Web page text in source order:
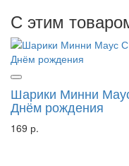
С этим
Шарики Минни
Днём рождения
169 р.